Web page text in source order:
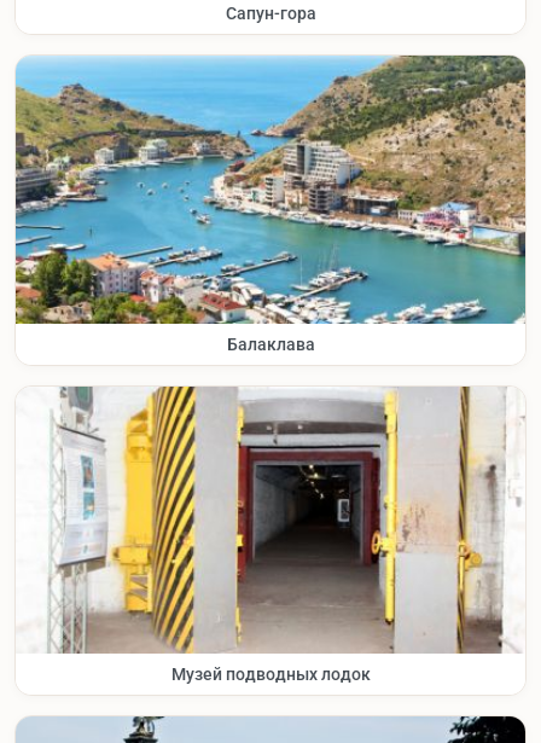
Сапун-гора
Балаклава
Музей подводных лодок